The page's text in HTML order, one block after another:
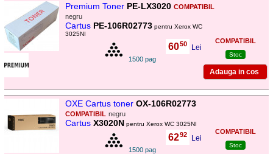
Premium Toner PE-LX3020 COMPATIBIL
negru
Cartus PE-106R02773 pentru Xerox WC
3025NI
1500 pag
COMPATIBIL
Stoc
60,50 Lei
OXE Cartus toner OX-106R02773
COMPATIBIL negru
Cartus X3020N pentru Xerox WC 3025NI
1500 pag
COMPATIBIL
Stoc
6292 Lei